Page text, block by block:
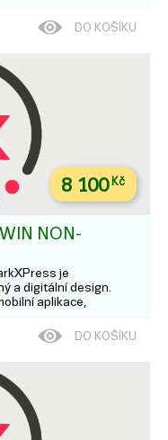
DO KOŠÍKU
8 100Kč
NON-
je
a digitální design.
aplikace,
1-3 roky podpory a
DO KOŠÍKU